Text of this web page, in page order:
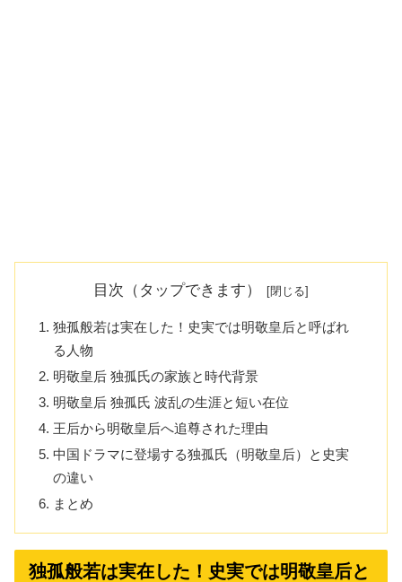
目次（タップできます）
独孤般若は実在した！史実では明敬皇后と呼ばれ
る人物
明敬皇后 独孤氏の家族と時代背景
明敬皇后 独孤氏 波乱の生涯と短い在位
王后から明敬皇后へ追尊された理由
中国ドラマに登場する独孤氏（明敬皇后）と史実
の違い
まとめ
独孤般若は実在した！史実では明敬皇后と